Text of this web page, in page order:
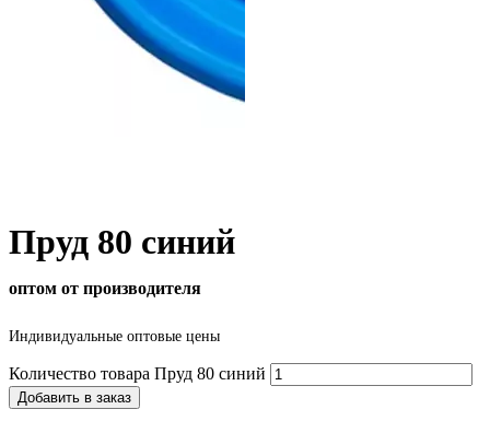
Пруд 80 синий
оптом от производителя
Индивидуальные оптовые цены
Количество товара Пруд 80 синий
Добавить в заказ